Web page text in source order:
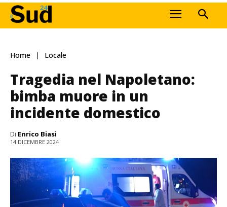
Home Locale
Tragedia nel Napoletano:
bimba muore in un
incidente domestico
Di Enrico Biasi
14 DICEMBRE 2024